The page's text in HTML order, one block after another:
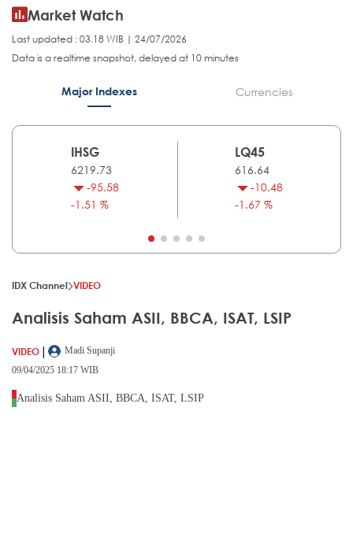
Market Watch
Last updated : 03.18 WIB | 24/07/2026
Data is a realtime snapshot, delayed at 10 minutes
Major Indexes Currencies
IHSG
6219.73
-95.58
-1.51 %
LQ45
616.64
-10.48
-1.67 %
IDX Channel VIDEO
Analisis Saham ASII, BBCA, ISAT, LSIP
VIDEO |
Madi Supanji
09/04/2025 18:17 WIB
Analisis Saham ASII, BBCA, ISAT, LSIP